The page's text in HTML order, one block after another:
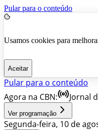
Pular para o conteúdo
Usamos cookies para
Aceitar
Pular para o conteúdo
Agora na CBN:
Jornal
Ver programação
Segunda-feira, 10 de